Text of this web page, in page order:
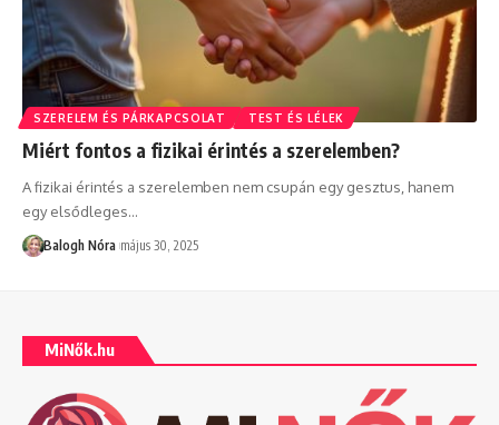
SZERELEM ÉS PÁRKAPCSOLAT TEST ÉS LÉLEK
Miért fontos a fizikai érintés a szerelemben?
A fizikai érintés a szerelemben nem csupán egy gesztus, hanem
egy elsődleges…
Balogh Nóra május 30, 2025
MiNők.hu